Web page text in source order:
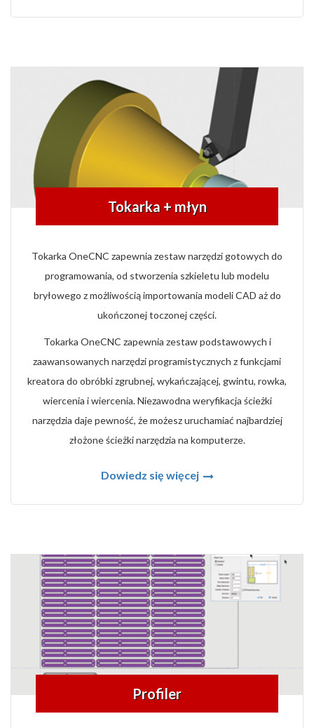
Tokarka + młyn
Tokarka OneCNC zapewnia zestaw narzędzi gotowych do
programowania, od stworzenia szkieletu lub modelu
bryłowego z możliwością importowania modeli CAD aż do
ukończonej toczonej części.
Tokarka OneCNC zapewnia zestaw podstawowych i
zaawansowanych narzędzi programistycznych z funkcjami
kreatora do obróbki zgrubnej, wykańczającej, gwintu, rowka,
wiercenia i wiercenia. Niezawodna weryfikacja ścieżki
narzędzia daje pewność, że możesz uruchamiać najbardziej
złożone ścieżki narzędzia na komputerze.
Dowiedz się więcej
Profiler